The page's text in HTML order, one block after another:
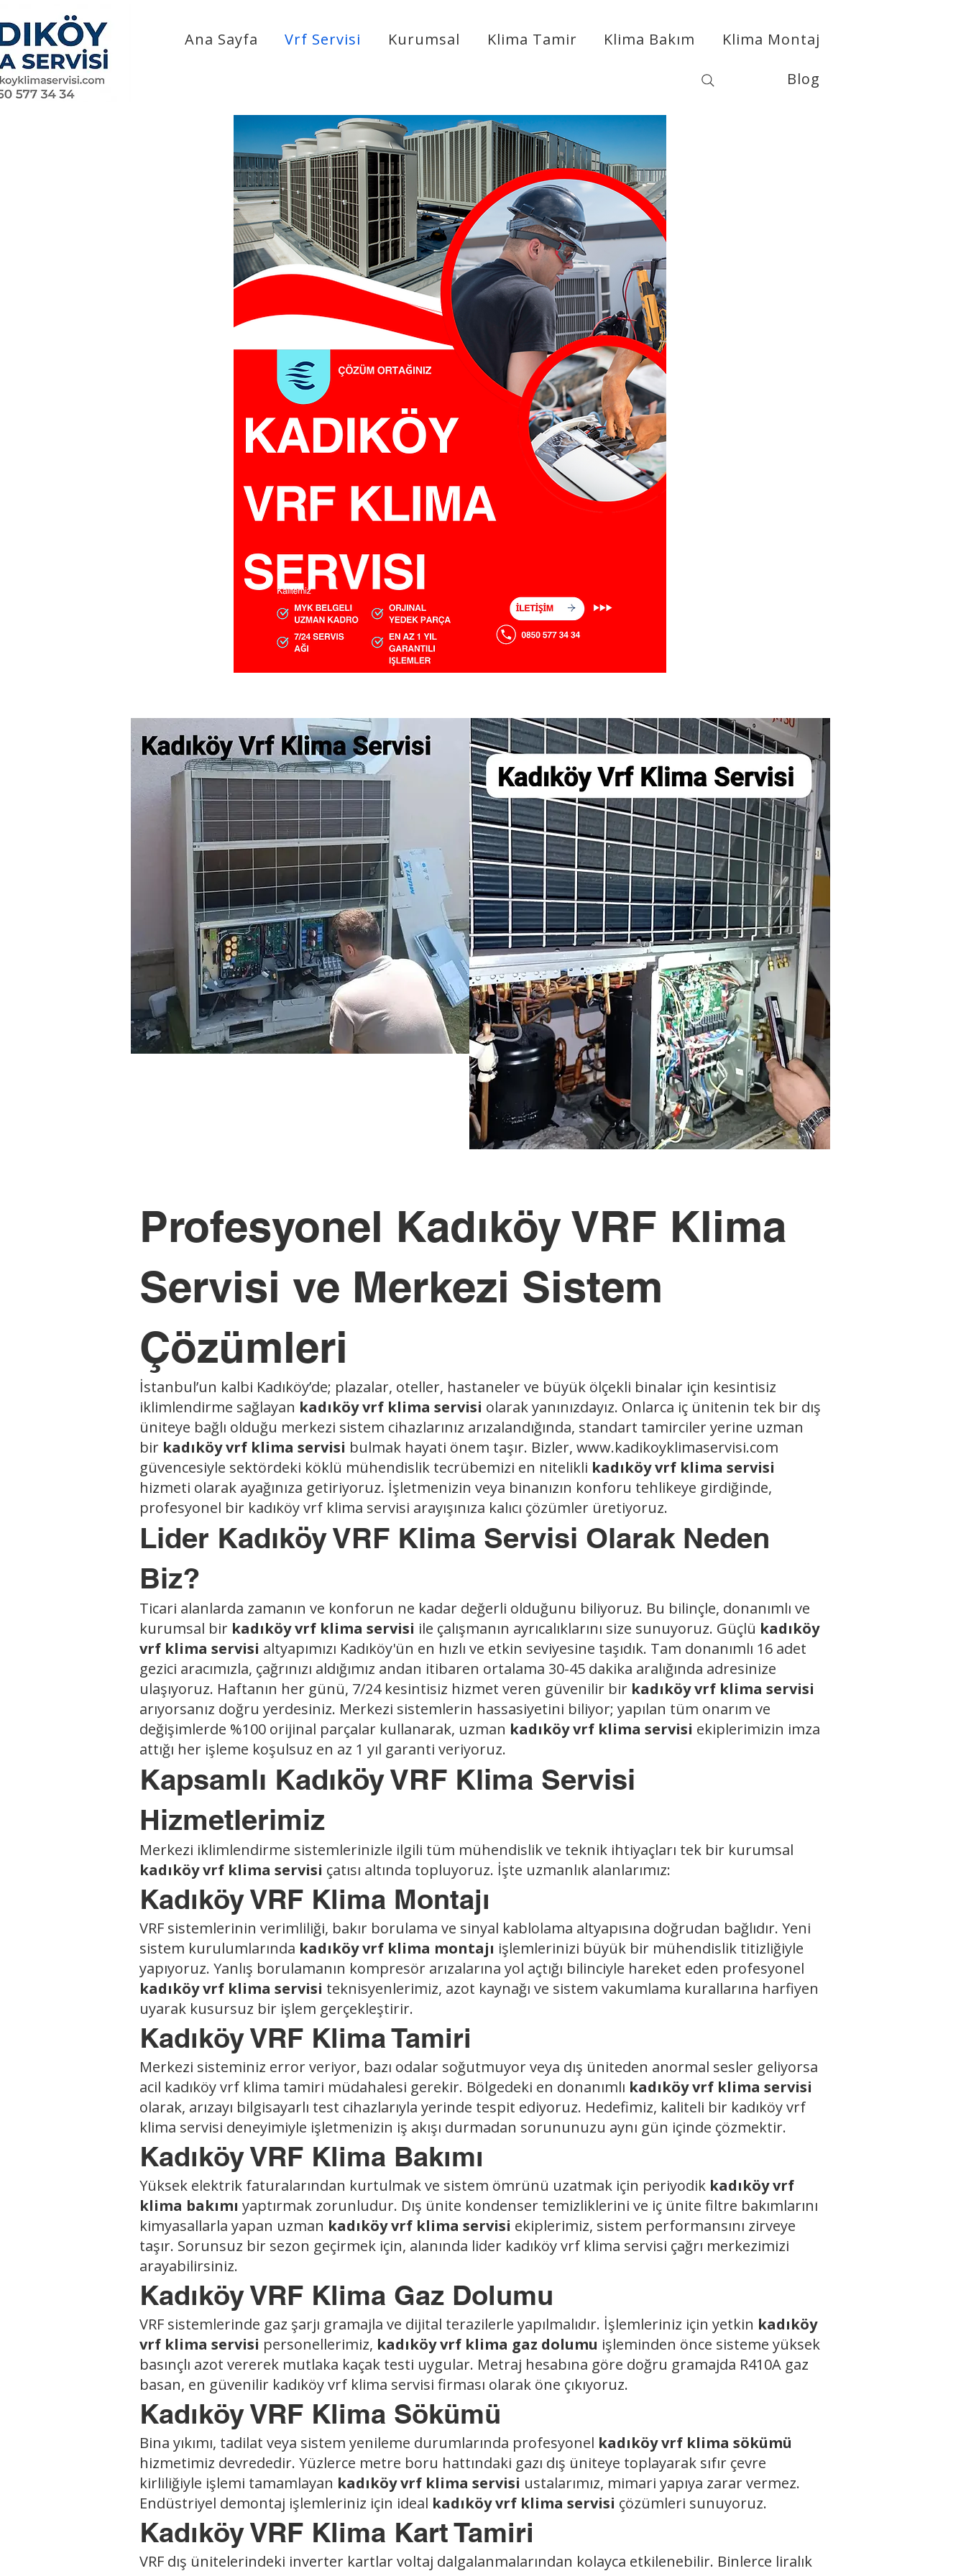
Ana Sayfa Vrf Servisi Kurumsal Klima Tamir Klima Bakım Klima Montaj
Blog
Profesyonel Kadıköy VRF Klima
Servisi ve Merkezi Sistem
Çözümleri
İstanbul’un kalbi Kadıköy’de; plazalar, oteller, hastaneler ve büyük ölçekli binalar için kesintisiz
iklimlendirme sağlayan kadıköy vrf klima servisi olarak yanınızdayız. Onlarca iç ünitenin tek bir dış
üniteye bağlı olduğu merkezi sistem cihazlarınız arızalandığında, standart tamirciler yerine uzman
bir kadıköy vrf klima servisi bulmak hayati önem taşır. Bizler, www.kadikoyklimaservisi.com
güvencesiyle sektördeki köklü mühendislik tecrübemizi en nitelikli kadıköy vrf klima servisi
hizmeti olarak ayağınıza getiriyoruz. İşletmenizin veya binanızın konforu tehlikeye girdiğinde,
profesyonel bir kadıköy vrf klima servisi arayışınıza kalıcı çözümler üretiyoruz.
Lider Kadıköy VRF Klima Servisi Olarak Neden
Biz?
Ticari alanlarda zamanın ve konforun ne kadar değerli olduğunu biliyoruz. Bu bilinçle, donanımlı ve
kurumsal bir kadıköy vrf klima servisi ile çalışmanın ayrıcalıklarını size sunuyoruz. Güçlü kadıköy
vrf klima servisi altyapımızı Kadıköy'ün en hızlı ve etkin seviyesine taşıdık. Tam donanımlı 16 adet
gezici aracımızla, çağrınızı aldığımız andan itibaren ortalama 30-45 dakika aralığında adresinize
ulaşıyoruz. Haftanın her günü, 7/24 kesintisiz hizmet veren güvenilir bir kadıköy vrf klima servisi
arıyorsanız doğru yerdesiniz. Merkezi sistemlerin hassasiyetini biliyor; yapılan tüm onarım ve
değişimlerde %100 orijinal parçalar kullanarak, uzman kadıköy vrf klima servisi ekiplerimizin imza
attığı her işleme koşulsuz en az 1 yıl garanti veriyoruz.
Kapsamlı Kadıköy VRF Klima Servisi
Hizmetlerimiz
Merkezi iklimlendirme sistemlerinizle ilgili tüm mühendislik ve teknik ihtiyaçları tek bir kurumsal
kadıköy vrf klima servisi çatısı altında topluyoruz. İşte uzmanlık alanlarımız:
Kadıköy VRF Klima Montajı
VRF sistemlerinin verimliliği, bakır borulama ve sinyal kablolama altyapısına doğrudan bağlıdır. Yeni
sistem kurulumlarında kadıköy vrf klima montajı işlemlerinizi büyük bir mühendislik titizliğiyle
yapıyoruz. Yanlış borulamanın kompresör arızalarına yol açtığı bilinciyle hareket eden profesyonel
kadıköy vrf klima servisi teknisyenlerimiz, azot kaynağı ve sistem vakumlama kurallarına harfiyen
uyarak kusursuz bir işlem gerçekleştirir.
Kadıköy VRF Klima Tamiri
Merkezi sisteminiz error veriyor, bazı odalar soğutmuyor veya dış üniteden anormal sesler geliyorsa
acil kadıköy vrf klima tamiri müdahalesi gerekir. Bölgedeki en donanımlı kadıköy vrf klima servisi
olarak, arızayı bilgisayarlı test cihazlarıyla yerinde tespit ediyoruz. Hedefimiz, kaliteli bir kadıköy vrf
klima servisi deneyimiyle işletmenizin iş akışı durmadan sorununuzu aynı gün içinde çözmektir.
Kadıköy VRF Klima Bakımı
Yüksek elektrik faturalarından kurtulmak ve sistem ömrünü uzatmak için periyodik kadıköy vrf
klima bakımı yaptırmak zorunludur. Dış ünite kondenser temizliklerini ve iç ünite filtre bakımlarını
kimyasallarla yapan uzman kadıköy vrf klima servisi ekiplerimiz, sistem performansını zirveye
taşır. Sorunsuz bir sezon geçirmek için, alanında lider kadıköy vrf klima servisi çağrı merkezimizi
arayabilirsiniz.
Kadıköy VRF Klima Gaz Dolumu
VRF sistemlerinde gaz şarjı gramajla ve dijital terazilerle yapılmalıdır. İşlemleriniz için yetkin kadıköy
vrf klima servisi personellerimiz, kadıköy vrf klima gaz dolumu işleminden önce sisteme yüksek
basınçlı azot vererek mutlaka kaçak testi uygular. Metraj hesabına göre doğru gramajda R410A gaz
basan, en güvenilir kadıköy vrf klima servisi firması olarak öne çıkıyoruz.
Kadıköy VRF Klima Sökümü
Bina yıkımı, tadilat veya sistem yenileme durumlarında profesyonel kadıköy vrf klima sökümü
hizmetimiz devrededir. Yüzlerce metre boru hattındaki gazı dış üniteye toplayarak sıfır çevre
kirliliğiyle işlemi tamamlayan kadıköy vrf klima servisi ustalarımız, mimari yapıya zarar vermez.
Endüstriyel demontaj işlemleriniz için ideal kadıköy vrf klima servisi çözümleri sunuyoruz.
Kadıköy VRF Klima Kart Tamiri
VRF dış ünitelerindeki inverter kartlar voltaj dalgalanmalarından kolayca etkilenebilir. Binlerce liralık